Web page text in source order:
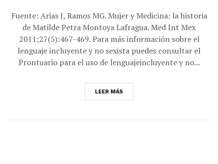
Fuente: Arias J, Ramos MG. Mujer y Medicina: la historia
de Matilde Petra Montoya Lafragua. Med Int Mex
2011;27(5):467-469. Para más información sobre el
lenguaje incluyente y no sexista puedes consultar el
Prontuario para el uso de lenguajeincluyente y no...
LEER MÁS